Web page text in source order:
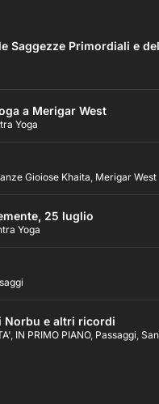
Saggezze Primordiali e
a Merigar West
Yoga
Gioiose Khaita Merigar West
25 luglio
Yoga
Norbu e altri ricordi
IN PRIMO PIANO, Passaggi ,